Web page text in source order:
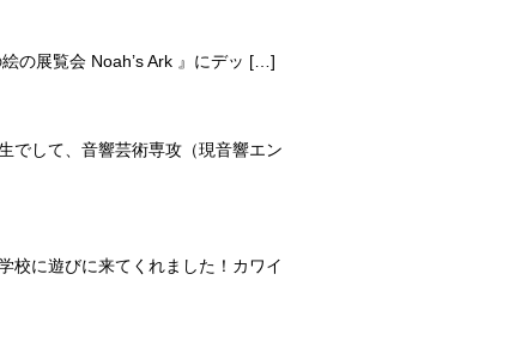
の展覧会 Noah’s Ark 』にデッ […]
でして、音響芸術専攻（現音響エン
校に遊びに来てくれました！カワイ